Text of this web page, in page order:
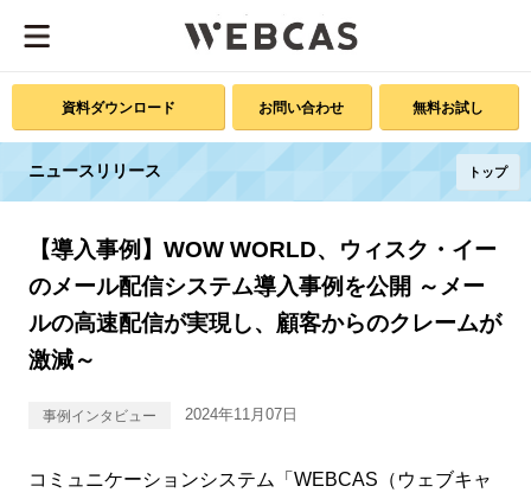
資料ダウンロード お問い合わせ 無料お試し
ニュースリリース トップ
【導入事例】WOW WORLD、ウィスク・イー
のメール配信システム導入事例を公開 ～メー
ルの高速配信が実現し、顧客からのクレームが
激減～
事例インタビュー 2024年11月07日
コミュニケーションシステム「WEBCAS（ウェブキャ